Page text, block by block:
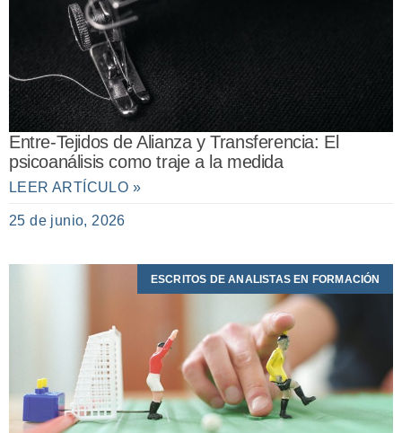
Entre-Tejidos de Alianza y Transferencia: El
psicoanálisis como traje a la medida
LEER ARTÍCULO »
25 de junio, 2026
ESCRITOS DE ANALISTAS EN FORMACIÓN